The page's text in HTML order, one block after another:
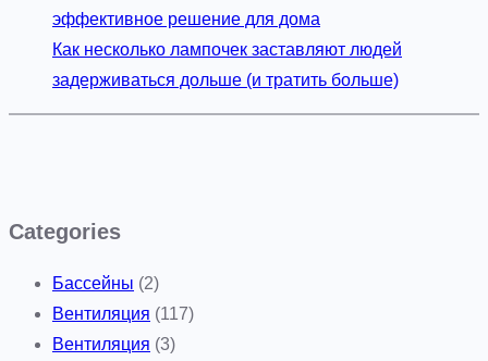
эффективное решение для дома
Как несколько лампочек заставляют людей
задерживаться дольше (и тратить больше)
Categories
Бассейны (2)
Вентиляция (117)
Вентиляция (3)